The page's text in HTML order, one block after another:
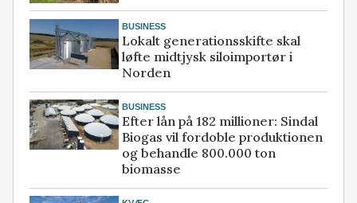
BUSINESS
Lokalt generationsskifte skal
løfte midtjysk siloimportør i
Norden
BUSINESS
Efter lån på 182 millioner: Sindal
Biogas vil fordoble produktionen
og behandle 800.000 ton
biomasse